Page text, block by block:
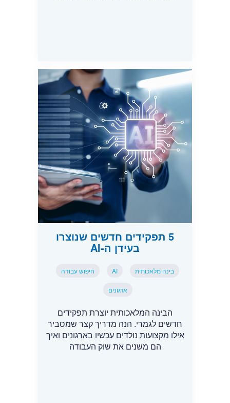
5 תפקידים חדשים שנוצרו
בעידן ה-AI
בינה מלאכותית AI חיפוש עבודה
ארגונים
הבינה המלאכותית יוצרת תפקידים
חדשים לגמרי. הנה מדריך קצר שמסביר
אילו מקצועות נולדים עכשיו בארגונים ואיך
הם משנים את שוק העבודה